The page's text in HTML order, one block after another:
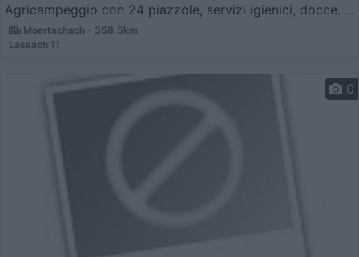
Agricampeggio con 24 piazzole, servizi igienici, docce. ...
Moertschach - 358.5km
Lassach 11
0